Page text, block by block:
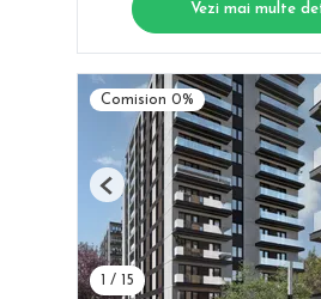
Vezi mai multe
Comision 0%
/ 15
Previous